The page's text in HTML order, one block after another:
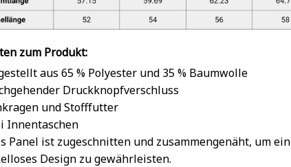
zum Produkt:
aus 65 % Polyester und 35 % Baumwolle
Druckknopfverschluss
und Stofffutter
Innentaschen
Panel ist zugeschnitten und zusammengenäht, um ein
Design zu gewährleisten.